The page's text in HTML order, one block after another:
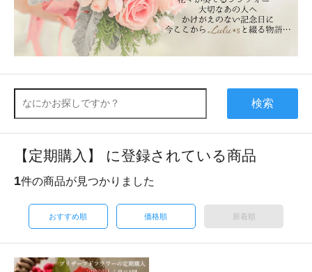
検索
【定期購入】 に登録されている商品
1件の商品が見つかりました
おすすめ順 価格順 新着順